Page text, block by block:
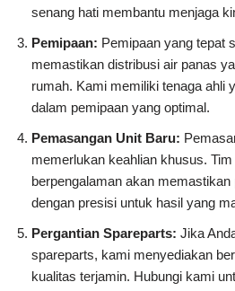
senang hati membantu menjaga
Pemipaan: Pemipaan yang tepat
memastikan distribusi air panas
rumah. Kami memiliki tenaga ahli
dalam pemipaan yang optimal.
Pemasangan Unit Baru:
memerlukan keahlian khusus.
berpengalaman akan
dengan presisi untuk hasil yang
Pergantian Spareparts: Jika
spareparts, kami menyediakan
kualitas terjamin. Hubungi kami